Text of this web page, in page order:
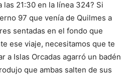
las 21:30 en la línea 324? Si
97 que venía de Quilmes a
sentadas en el fondo que
ese viaje, necesitamos que te
a Islas Orcadas agarró un badén
que ambas salten de sus